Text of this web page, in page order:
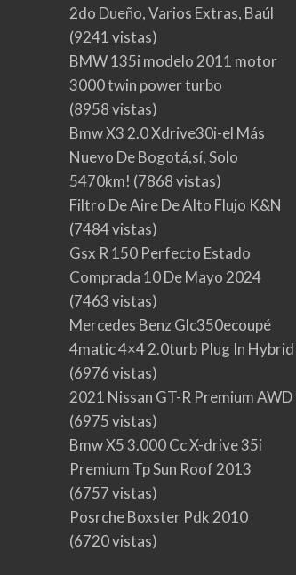
2do Dueño, Varios Extras, Baúl
(9241 vistas)
BMW 135i modelo 2011 motor
3000 twin power turbo
(8958 vistas)
Bmw X3 2.0 Xdrive30i-el Más
Nuevo De Bogotá,sí, Solo
5470km! (7868 vistas)
Filtro De Aire De Alto Flujo K&N
(7484 vistas)
Gsx R 150 Perfecto Estado
Comprada 10 De Mayo 2024
(7463 vistas)
Mercedes Benz Glc350ecoupé
4matic 4×4 2.0turb Plug In Hybrid
(6976 vistas)
2021 Nissan GT-R Premium AWD
(6975 vistas)
Bmw X5 3.000 Cc X-drive 35i
Premium Tp Sun Roof 2013
(6757 vistas)
Posrche Boxster Pdk 2010
(6720 vistas)